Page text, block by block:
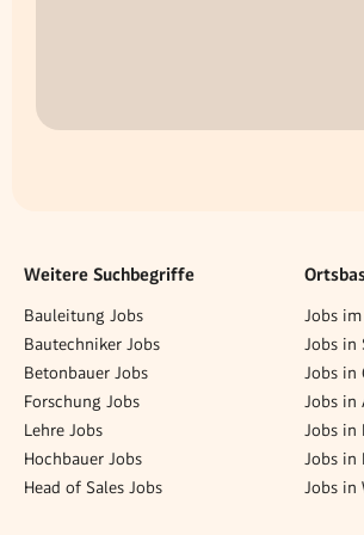
Weitere Suchbegriffe
Bauleitung Jobs
Bautechniker Jobs
Betonbauer Jobs
Forschung Jobs
Lehre Jobs
Hochbauer Jobs
Head of Sales Jobs
Jobs
Jobs in
Jobs in
Jobs in
Jobs
Jobs
Jobs in